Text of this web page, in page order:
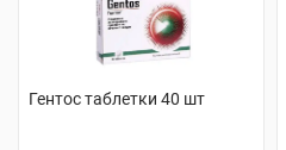
Гентос таблетки 40 шт